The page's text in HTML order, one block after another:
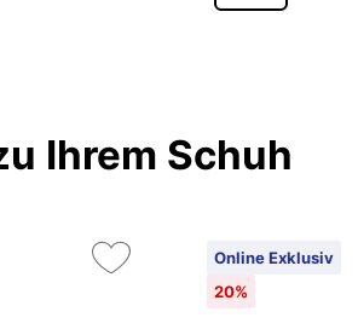
Ihrem Schuh
Online Exklusiv
20%